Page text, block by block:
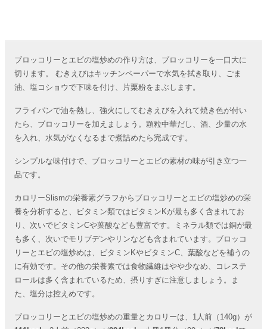
ブロッコリーとエビの塩炒めの作り方は、ブロッコリーを一口大に
切ります。 むきえびはキッチンペーパーで水気を拭き取り、ごま
油、塩コショウで下味を付け、片栗粉をまぶします。
フライパンで油を熱し、強火にしてむきえびを入れて焼き色が付い
たら、ブロッコリーを加えましょう。顆粒中華だし、酒、少量の水
を入れ、水気がなくなるまで煮詰めたら完成です。
シンプルな味付けで、ブロッコリーとエビの素材の味が引き立つ一
品です。
カロリーSlismの栄養素グラフからブロッコリーとエビの塩炒めの栄
養を分析すると、ビタミン類ではビタミンKが最も多く含まれてお
り、次いでビタミンCや葉酸なども豊富です。ミネラル類では銅が最
も多く、次いでモリブデンやリンなども含まれています。ブロッコ
リーとエビの塩炒めは、ビタミンKやビタミンC、葉酸などを補うの
に有効です。その他の栄養素では食物繊維はやや少なめ、コレステ
ロールは多く含まれているため、摂りすぎに注意しましょう。ま
た、塩分は控えめです。
ブロッコリーとエビの塩炒めの重量とカロリーは、1人前（140g）が